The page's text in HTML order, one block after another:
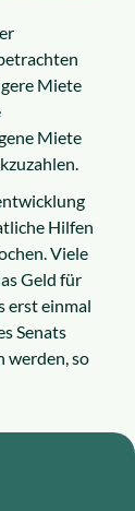
Miete
Miete
Hilfen
Viele
Geld für
erst einmal
Senats
werden, so